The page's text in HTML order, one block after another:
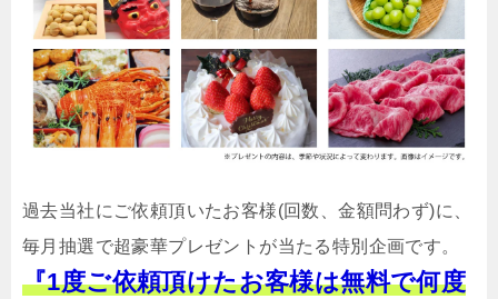
過去当社にご依頼頂いたお客様(回数、金額問わず)に、
毎月抽選で超豪華プレゼントが当たる特別企画です。
『1度ご依頼頂けたお客様は無料で何度